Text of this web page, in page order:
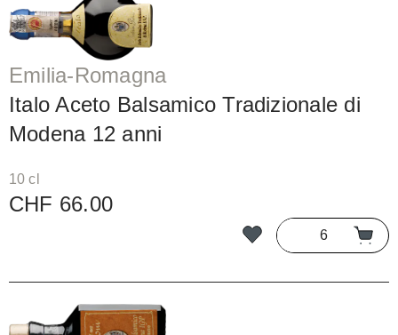
Emilia-Romagna
Italo Aceto Balsamico Tradizionale di
Modena 12 anni
10 cl
CHF 66.00